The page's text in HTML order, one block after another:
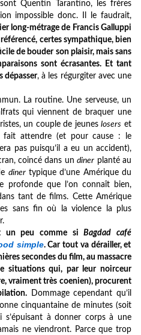
Quentin Tarantino, les frères
impossible donc. Il le faudrait,
long-métrage de Francis Galluppi
certes sympathique, bien
de bouder son plaisir, mais sans
sont écrasantes. Et tant
dépasser, à les régurgiter avec une
La routine. Une serveuse, un
qui viennent de braquer une
un couple de jeuneslosers et
fait attendre (et pour cause : le
pas puisqu’il a eu un accident),
coincé dans undiner planté au
dinertypique d’une Amérique du
profonde que l’on connaît bien,
tant de films. Cette Amérique
sans fin où la violence la plus
un peu comme siBagdad café
simple. Car tout va dérailler, et
secondes du film, au massacre
situations qui, par leur noirceur
vraiment très coenien), procurent
Dommage cependant qu’il
cinquantaine de minutes (soit
s’épuisant à donner corps à une
ne viendront. Parce que trop